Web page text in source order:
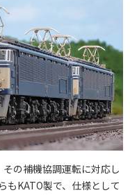
の補機協調運転に対応し
もKATO製で、仕様として